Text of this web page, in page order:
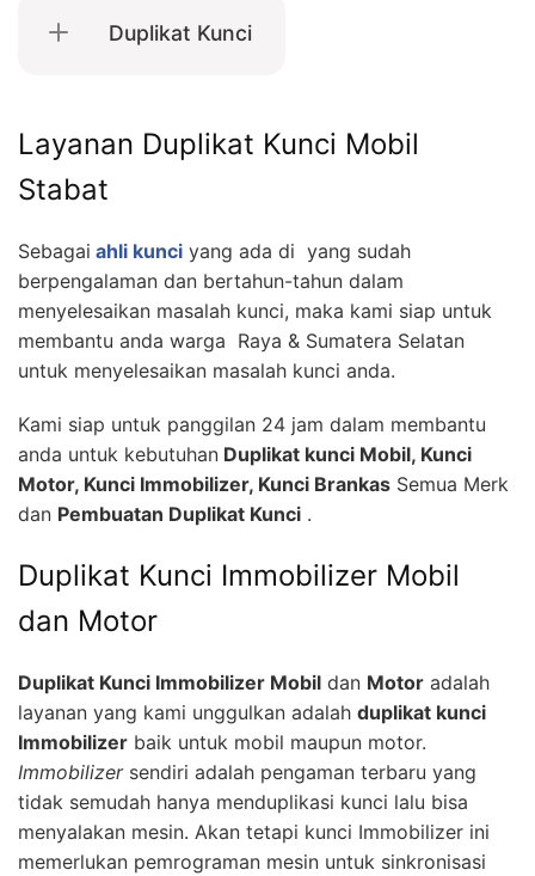
Duplikat Kunci
Layanan Duplikat Kunci Mobil
Stabat
Sebagai ahli kunci yang ada di yang sudah
berpengalaman dan bertahun-tahun dalam
menyelesaikan masalah kunci, maka kami siap untuk
membantu anda warga Raya & Sumatera Selatan
untuk menyelesaikan masalah kunci anda.
Kami siap untuk panggilan 24 jam dalam membantu
anda untuk kebutuhan Duplikat kunci Mobil, Kunci
Motor, Kunci Immobilizer, Kunci Brankas Semua Merk
dan Pembuatan Duplikat Kunci .
Duplikat Kunci Immobilizer Mobil
dan Motor
Duplikat Kunci Immobilizer Mobil dan Motor adalah
layanan yang kami unggulkan adalah duplikat kunci
Immobilizer baik untuk mobil maupun motor.
Immobilizersendiri adalah pengaman terbaru yang
tidak semudah hanya menduplikasi kunci lalu bisa
menyalakan mesin. Akan tetapi kunci Immobilizer ini
memerlukan pemrograman mesin untuk sinkronisasi